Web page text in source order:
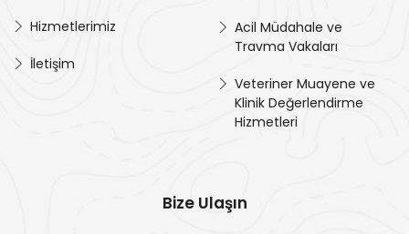
Hizmetlerimiz
İletişim
Acil Müdahale ve
Travma Vakaları
Veteriner Muayene ve
Klinik Değerlendirme
Hizmetleri
Bize Ulaşın